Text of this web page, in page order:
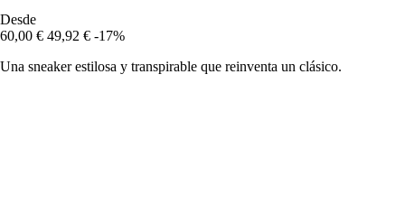
Desde
60,00 € 49,92 € -17%
Una sneaker estilosa y transpirable que reinventa un clásico.